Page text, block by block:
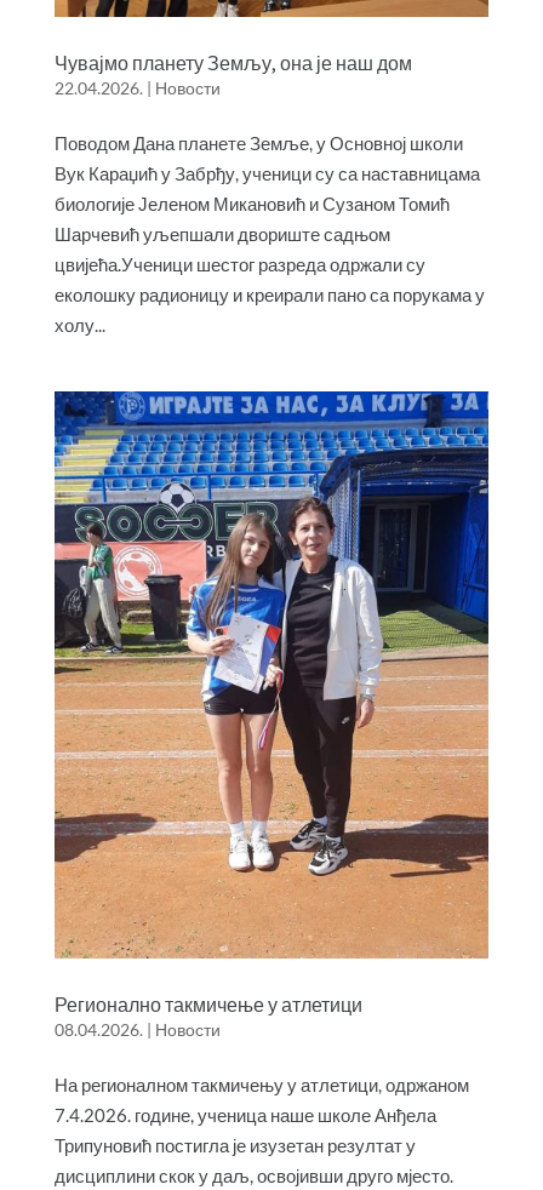
Чувајмо планету Земљу, она је наш дом
22.04.2026. | Новости
Поводом Дана планете Земље, у Основној школи
Вук Караџић у Забрђу, ученици су са наставницама
биологије Јеленом Микановић и Сузаном Томић
Шарчевић уљепшали двориште садњом
цвијећа.Ученици шестог разреда одржали су
еколошку радионицу и креирали пано са порукама у
холу...
Регионално такмичење у атлетици
08.04.2026. | Новости
На регионалном такмичењу у атлетици, одржаном
7.4.2026. године, ученица наше школе Анђела
Трипуновић постигла је изузетан резултат у
дисциплини скок у даљ, освојивши друго мјесто.